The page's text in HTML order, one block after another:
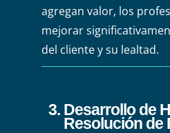
agregan valor, los
mejorar
del cliente y su lealtad.
3. Desarrollo de
Resolución de